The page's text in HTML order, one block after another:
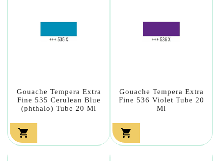
Gouache Tempera Extra
Fine 535 Cerulean Blue
(phthalo) Tube 20 Ml

Gouache Tempera Extra
Fine 536 Violet Tube 20
Ml
